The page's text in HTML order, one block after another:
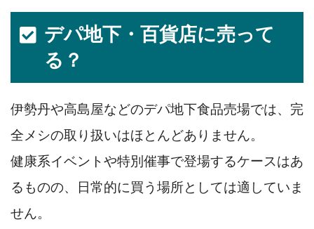
デパ地下・百貨店に売って
る？
伊勢丹や高島屋などのデパ地下食品売場では、完
全メシの取り扱いはほとんどありません。
健康系イベントや特別催事で登場するケースはあ
るものの、日常的に買う場所としては適していま
せん。